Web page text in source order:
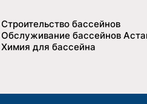
Строительство бассейнов
Обслуживание бассейнов
Химия для бассейна